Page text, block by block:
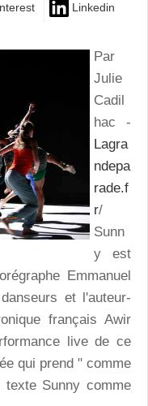
Linkedin
Par
Julie
Cadil
hac -
Lagra
ndepa
rade.f
r/
Sunn
y est
Emmanuel
et l'auteur-
français Awir
live de ce
qui prend " comme
Sunny comme